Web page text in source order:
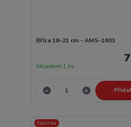
Bříza 18-21 cm - AMS-1603
Skladem 1 ks
Novinka